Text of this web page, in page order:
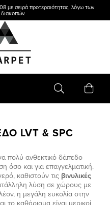
με σειρά προτεραιότητας, λόγω των
LVT & SPC
πολύ ανθεκτικό δάπεδο
όσο και για επαγγελματική.
καθιστούν τις βινυλικές
λύση σε χώρους με
η μεγάλη ευκολία στην
καθάρισμα είναι μερικοί